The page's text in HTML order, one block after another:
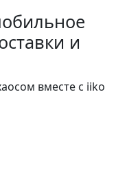
и
вместе с iiko